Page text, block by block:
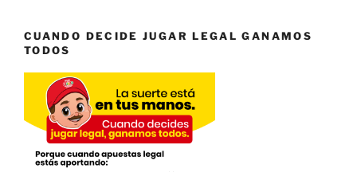
CUANDO DECIDE JUGAR LEGAL GANAMOS
TODOS